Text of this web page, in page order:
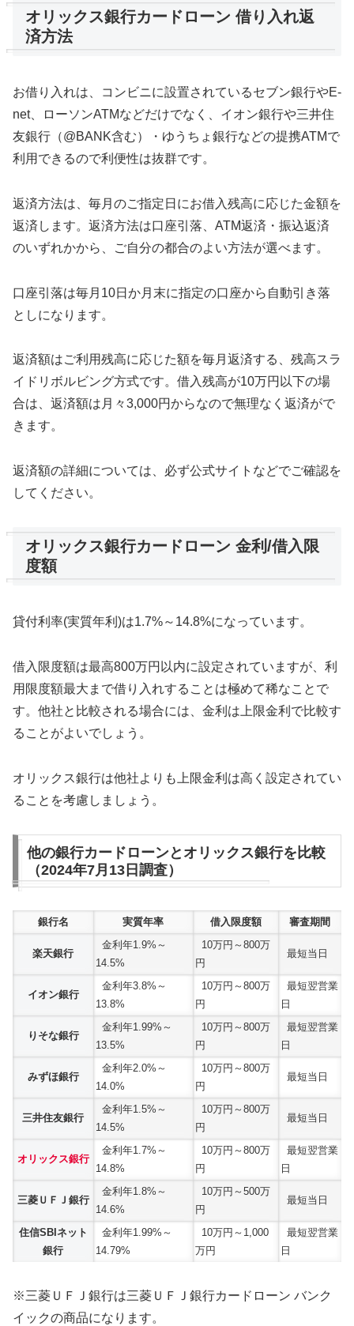
オリックス銀行カードローン 借り入れ返
済方法
お借り入れは、コンビニに設置されているセブン銀行やE-
net、ローソンATMなどだけでなく、イオン銀行や三井住
友銀行（@BANK含む）・ゆうちょ銀行などの提携ATMで
利用できるので利便性は抜群です。
返済方法は、毎月のご指定日にお借入残高に応じた金額を
返済します。返済方法は口座引落、ATM返済・振込返済
のいずれかから、ご自分の都合のよい方法が選べます。
口座引落は毎月10日か月末に指定の口座から自動引き落
としになります。
返済額はご利用残高に応じた額を毎月返済する、残高スラ
イドリボルビング方式です。借入残高が10万円以下の場
合は、返済額は月々3,000円からなので無理なく返済がで
きます。
返済額の詳細については、必ず公式サイトなどでご確認を
してください。
オリックス銀行カードローン 金利/借入限
度額
貸付利率(実質年利)は1.7%～14.8%になっています。
借入限度額は最高800万円以内に設定されていますが、利
用限度額最大まで借り入れすることは極めて稀なことで
す。他社と比較される場合には、金利は上限金利で比較す
ることがよいでしょう。
オリックス銀行は他社よりも上限金利は高く設定されてい
ることを考慮しましょう。
他の銀行カードローンとオリックス銀行を比較
（2024年7月13日調査）
銀行名 実質年率 借入限度額 審査期間
楽天銀行
金利年1.9%～
14.5%
10万円～800万
円
最短当日
イオン銀行
金利年3.8%～
13.8%
10万円～800万
円
最短翌営業
日
りそな銀行
金利年1.99%～
13.5%
10万円～800万
円
最短翌営業
日
みずほ銀行
金利年2.0%～
14.0%
10万円～800万
円
最短当日
三井住友銀行
金利年1.5%～
14.5%
10万円～800万
円
最短当日
オリックス銀行
金利年1.7%～
14.8%
10万円～800万
円
最短翌営業
日
三菱ＵＦＪ銀行
金利年1.8%～
14.6%
10万円～500万
円
最短当日
住信SBIネット
銀行
金利年1.99%～
14.79%
10万円～1,000
万円
最短翌営業
日
※三菱ＵＦＪ銀行は三菱ＵＦＪ銀行カードローン バンク
イックの商品になります。